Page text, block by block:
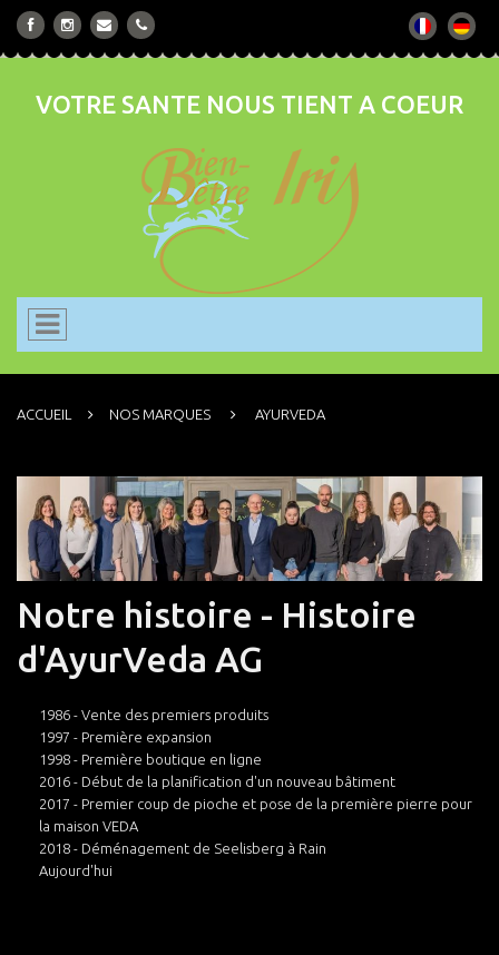
VOTRE SANTE NOUS TIENT A COEUR
ACCUEIL NOS MARQUES AYURVEDA
Notre histoire - Histoire
d'AyurVeda AG
1986 - Vente des premiers produits
1997 - Première expansion
1998 - Première boutique en ligne
2016 - Début de la planification d'un nouveau bâtiment
2017 - Premier coup de pioche et pose de la première pierre pour
la maison VEDA
2018 - Déménagement de Seelisberg à Rain
Aujourd'hui